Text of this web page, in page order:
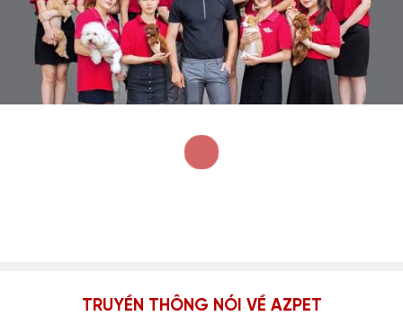
TRUYỀN THÔNG NÓI VỀ AZPET